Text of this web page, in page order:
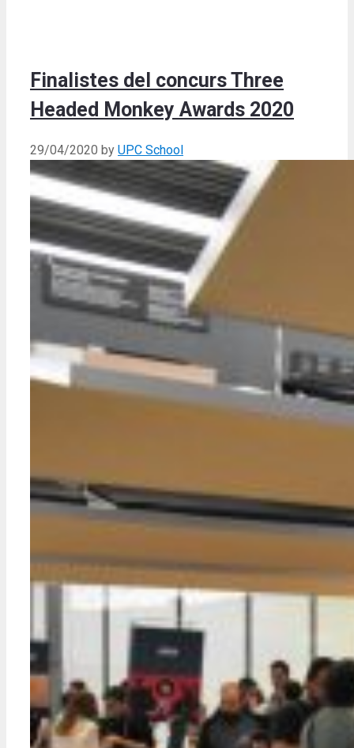
Finalistes del concurs Three
Headed Monkey Awards 2020
29/04/2020 by UPC School